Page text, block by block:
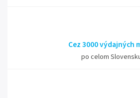
Cez 3000 výdajných
po celom